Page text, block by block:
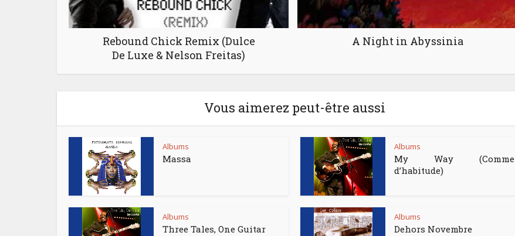
Rebound Chick Remix (Dulce
De Luxe & Nelson Freitas)
A Night in Abyssinia
Vous aimerez peut-être aussi
Albums
Massa
Albums
My Way (Comme
d’habitude)
Albums
Three Tales, One Guitar
Albums
Dehors Novembre